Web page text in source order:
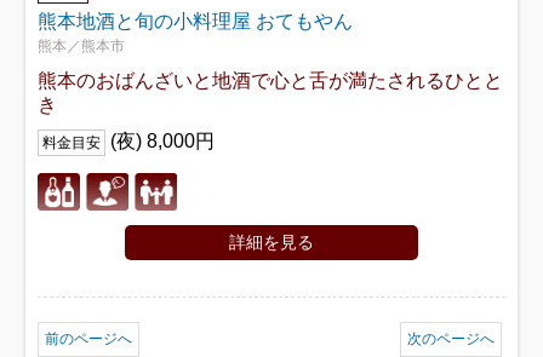
熊本地酒と旬の小料理屋 おてもやん
熊本／熊本市
熊本のおばんざいと地酒で心と舌が満たされるひとと
き
料金目安 (夜) 8,000円
詳細を見る
前のページへ 次のページへ